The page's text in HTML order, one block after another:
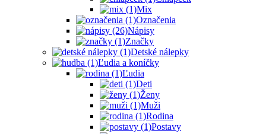
Mix
Označenia
Nápisy
Značky
Detské nálepky
Ľudia a koníčky
Ľudia
Deti
Ženy
Muži
Rodina
Postavy